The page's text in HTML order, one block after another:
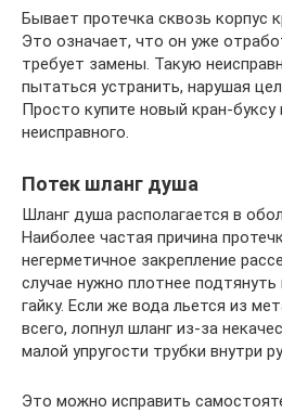
Бывает протечка сквозь корпус
Это означает, что он уже
требует замены. Такую
пытаться устранить, нарушая
Просто купите новый кран-буксу
неисправного.
Потек шланг душа
Шланг душа располагается в
Наиболее частая причина
негерметичное закрепление
случае нужно плотнее
гайку. Если же вода льется из
всего, лопнул шланг из-за
малой упругости трубки внутри
Это можно исправить